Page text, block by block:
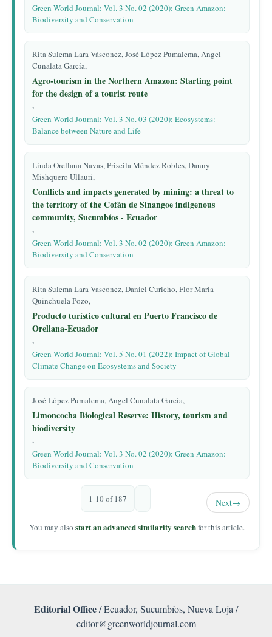
Green World Journal: Vol. 3 No. 02 (2020): Green Amazon:
Biodiversity and Conservation
Rita Sulema Lara Vásconez, José López Pumalema, Angel
Cunalata García,
Agro-tourism in the Northern Amazon: Starting point
for the design of a tourist route
,
Green World Journal: Vol. 3 No. 03 (2020): Ecosystems:
Balance between Nature and Life
Linda Orellana Navas, Priscila Méndez Robles, Danny
Mishquero Ullauri,
Conflicts and impacts generated by mining: a threat to
the territory of the Cofán de Sinangoe indigenous
community, Sucumbíos - Ecuador
,
Green World Journal: Vol. 3 No. 02 (2020): Green Amazon:
Biodiversity and Conservation
Rita Sulema Lara Vasconez, Daniel Curicho, Flor Maria
Quinchuela Pozo,
Producto turístico cultural en Puerto Francisco de
Orellana-Ecuador
,
Green World Journal: Vol. 5 No. 01 (2022): Impact of Global
Climate Change on Ecosystems and Society
José López Pumalema, Angel Cunalata García,
Limoncocha Biological Reserve: History, tourism and
biodiversity
,
Green World Journal: Vol. 3 No. 02 (2020): Green Amazon:
Biodiversity and Conservation
1-10 of 187 Next→
You may also start an advanced similarity searchfor this article.
Editorial Office/ Ecuador, Sucumbíos, Nueva Loja /
editor@greenworldjournal.com